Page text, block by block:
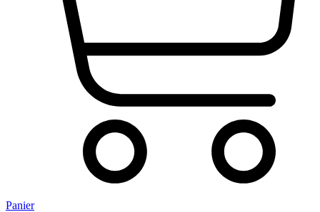
Panier